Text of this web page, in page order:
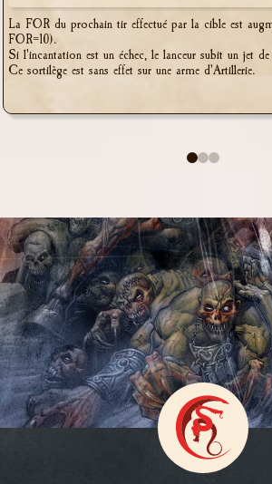
La FOR du prochain tir effectué par la cible est
FOR=10).
Si l'incantation est un échec, le lanceur subit un jet
Ce sortilège est sans effet sur une arme d'Artillerie.
0 1 2